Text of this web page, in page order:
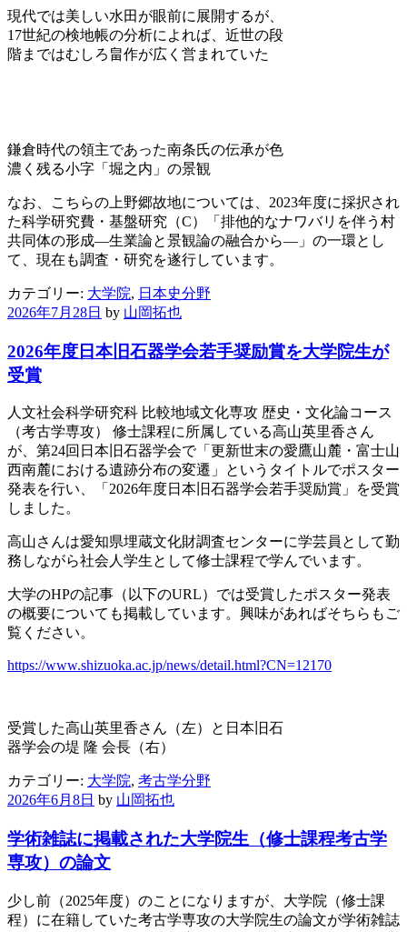
現代では美しい水田が眼前に展開するが、
17世紀の検地帳の分析によれば、近世の段
階まではむしろ畠作が広く営まれていた
鎌倉時代の領主であった南条氏の伝承が色
濃く残る小字「堀之内」の景観
なお、こちらの上野郷故地については、2023年度に採択され
た科学研究費・基盤研究（C）「排他的なナワバリを伴う村
共同体の形成―生業論と景観論の融合から―」の一環とし
て、現在も調査・研究を遂行しています。
カテゴリー: 大学院, 日本史分野
2026年7月28日 by 山岡拓也
2026年度日本旧石器学会若手奨励賞を大学院生が
受賞
人文社会科学研究科 比較地域文化専攻 歴史・文化論コース
（考古学専攻） 修士課程に所属している高山英里香さん
が、第24回日本旧石器学会で「更新世末の愛鷹山麓・富士山
西南麓における遺跡分布の変遷」というタイトルでポスター
発表を行い、「2026年度日本旧石器学会若手奨励賞」を受賞
しました。
高山さんは愛知県埋蔵文化財調査センターに学芸員として勤
務しながら社会人学生として修士課程で学んでいます。
大学のHPの記事（以下のURL）では受賞したポスター発表
の概要についても掲載しています。興味があればそちらもご
覧ください。
https://www.shizuoka.ac.jp/news/detail.html?CN=12170
受賞した高山英里香さん（左）と日本旧石
器学会の堤 隆 会長（右）
カテゴリー: 大学院, 考古学分野
2026年6月8日 by 山岡拓也
学術雑誌に掲載された大学院生（修士課程考古学
専攻）の論文
少し前（2025年度）のことになりますが、大学院（修士課
程）に在籍していた考古学専攻の大学院生の論文が学術雑誌